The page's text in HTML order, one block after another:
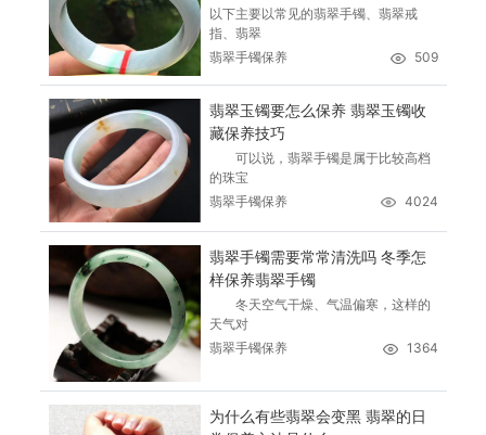
以下主要以常见的翡翠手镯、翡翠戒
指、翡翠
翡翠手镯保养
509
翡翠玉镯要怎么保养 翡翠玉镯收
藏保养技巧
可以说，翡翠手镯是属于比较高档
的珠宝
翡翠手镯保养
4024
翡翠手镯需要常常清洗吗 冬季怎
样保养翡翠手镯
冬天空气干燥、气温偏寒，这样的
天气对
翡翠手镯保养
1364
为什么有些翡翠会变黑 翡翠的日